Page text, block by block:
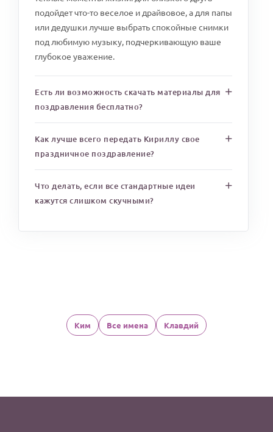
подойдет что-то веселое и драйвовое, а для папы
или дедушки лучше выбрать спокойные снимки
под любимую музыку, подчеркивающую ваше
глубокое уважение.
Есть ли возможность скачать материалы для
поздравления бесплатно?
Как лучше всего передать Кириллу свое
праздничное поздравление?
Что делать, если все стандартные идеи
кажутся слишком скучными?
Ким Все имена Клавдий